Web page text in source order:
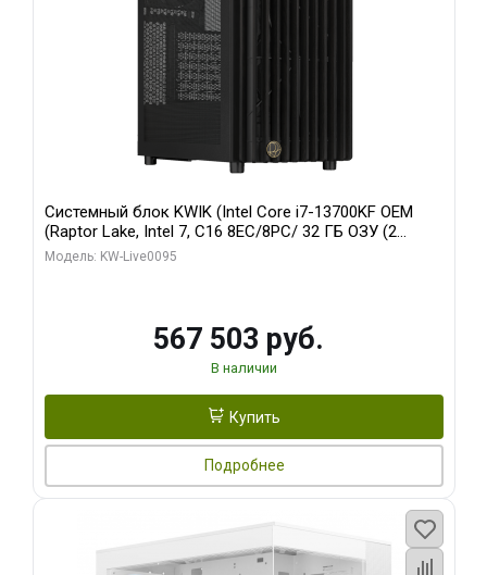
Системный блок KWIK (Intel Core i7-13700KF OEM
(Raptor Lake, Intel 7, C16 8EC/8PC/ 32 ГБ ОЗУ (2
модуля)/ Afox RTX4090 24GB GDDR6X 384-Bit 3xDP
Модель: KW-Live0095
567 503 руб.
В наличии
Купить
Подробнее